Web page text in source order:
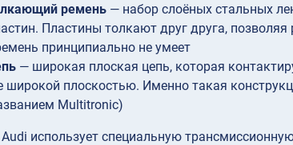
ремень — набор слоёных стальных
Пластины толкают друг друга,
принципиально не умеет
— широкая плоская цепь, которая
широкой плоскостью. Именно такая
Multitronic)
использует специальную